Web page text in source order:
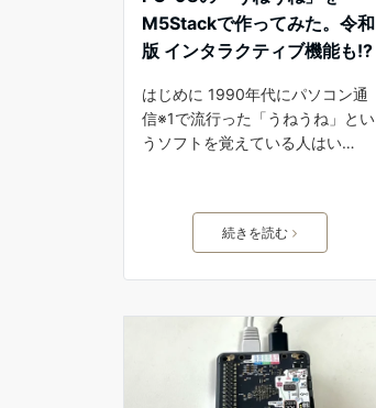
M5Stackで作ってみた。令和
版 インタラクティブ機能も!?
はじめに 1990年代にパソコン通
信※1で流行った「うねうね」とい
うソフトを覚えている人はい…
続きを読む